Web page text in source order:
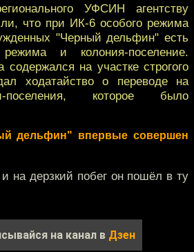
УФСИН агентству
что при ИК-6 особого режима
"Черный дельфин" есть
режима и колония-поселение.
на участке строгого
ходатайство о переводе на
поселения, которое было
дельфин" впервые совершен
на дерзкий побег он пошёл в ту
на канал в Дзен